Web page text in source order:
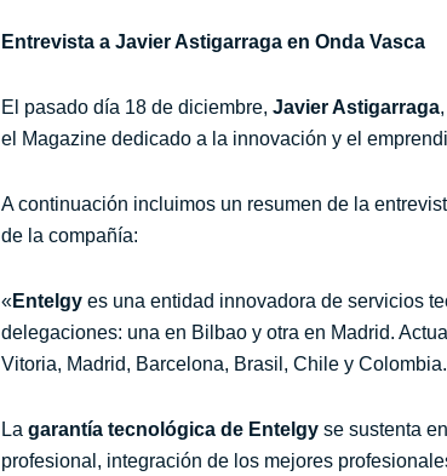
Entrevista a Javier Astigarraga en Onda Vasca
El pasado día 18 de diciembre, Javier Astigarraga,
el Magazine dedicado a la innovación y el
A continuación incluimos un resumen de la
de la compañía:
«Entelgy es una entidad innovadora de servicios
delegaciones: una en Bilbao y otra en Madrid.
Vitoria, Madrid, Barcelona, Brasil, Chile y Colombia.
La garantía tecnológica de Entelgy se sustenta
profesional, integración de los mejores